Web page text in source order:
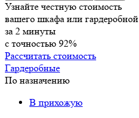
Узнайте честную стоимость
вашего шкафа или гардеробной
за 2 минуты
с точностью 92%
Рассчитать стоимость
Гардеробные
По назначению
В прихожую